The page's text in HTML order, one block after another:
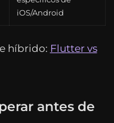
iOS/Android
híbrido: Flutter vs
antes de